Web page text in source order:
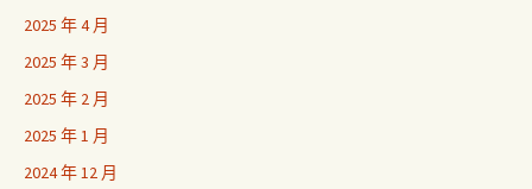
2025 年 4 月
2025 年 3 月
2025 年 2 月
2025 年 1 月
2024 年 12 月